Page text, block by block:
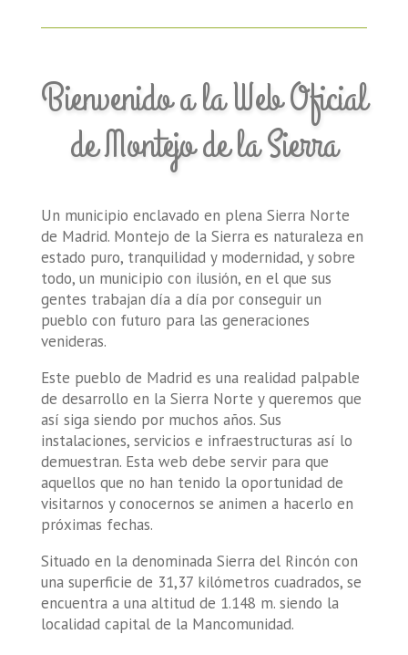
Bienvenido a la Web Oficial
de Montejo de la Sierra
Un municipio enclavado en plena Sierra Norte
de Madrid. Montejo de la Sierra es naturaleza en
estado puro, tranquilidad y modernidad, y sobre
todo, un municipio con ilusión, en el que sus
gentes trabajan día a día por conseguir un
pueblo con futuro para las generaciones
venideras.
Este pueblo de Madrid es una realidad palpable
de desarrollo en la Sierra Norte y queremos que
así siga siendo por muchos años. Sus
instalaciones, servicios e infraestructuras así lo
demuestran. Esta web debe servir para que
aquellos que no han tenido la oportunidad de
visitarnos y conocernos se animen a hacerlo en
próximas fechas.
Situado en la denominada Sierra del Rincón con
una superficie de 31,37 kilómetros cuadrados, se
encuentra a una altitud de 1.148 m. siendo la
localidad capital de la Mancomunidad.